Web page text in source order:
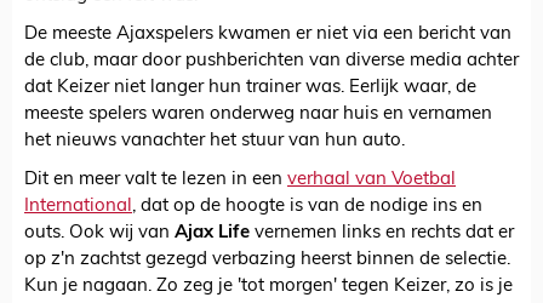
De meeste Ajaxspelers kwamen er niet via een bericht van
de club, maar door pushberichten van diverse media achter
dat Keizer niet langer hun trainer was. Eerlijk waar, de
meeste spelers waren onderweg naar huis en vernamen
het nieuws vanachter het stuur van hun auto.
Dit en meer valt te lezen in een verhaal van Voetbal
International, dat op de hoogte is van de nodige ins en
outs. Ook wij van Ajax Life vernemen links en rechts dat er
op z'n zachtst gezegd verbazing heerst binnen de selectie.
Kun je nagaan. Zo zeg je 'tot morgen' tegen Keizer, zo is je